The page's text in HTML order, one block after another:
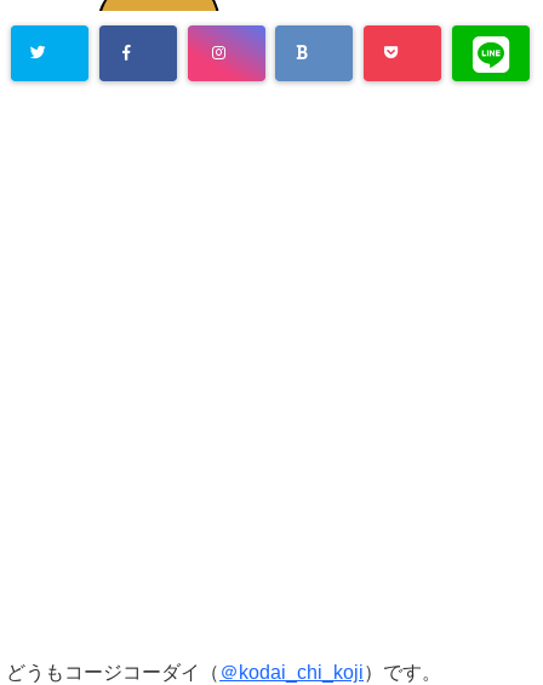
どうもコージコーダイ（ ＠kodai_chi_koji）です。